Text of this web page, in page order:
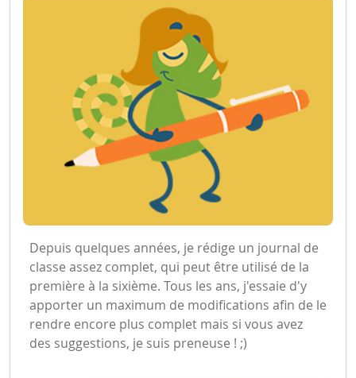
Depuis quelques années, je rédige un journal de
classe assez complet, qui peut être utilisé de la
première à la sixième. Tous les ans, j'essaie d'y
apporter un maximum de modifications afin de le
rendre encore plus complet mais si vous avez
des suggestions, je suis preneuse ! ;)